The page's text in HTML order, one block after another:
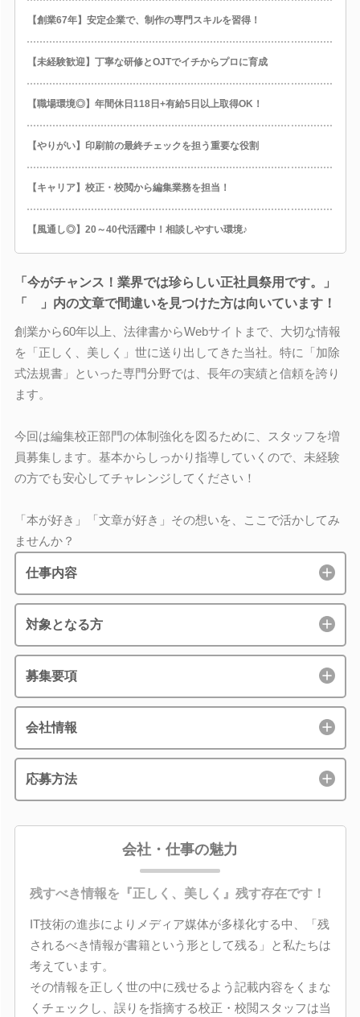
【創業67年】安定企業で、制作の専門スキルを習得！
【未経験歓迎】丁寧な研修とOJTでイチからプロに育成
【職場環境◎】年間休日118日+有給5日以上取得OK！
【やりがい】印刷前の最終チェックを担う重要な役割
【キャリア】校正・校閲から編集業務を担当！
【風通し◎】20～40代活躍中！相談しやすい環境♪
「今がチャンス！業界では珍らしい正社員祭用です。」
「 」内の文章で間違いを見つけた方は向いています！
創業から60年以上、法律書からWebサイトまで、大切な情報
を「正しく、美しく」世に送り出してきた当社。特に「加除
式法規書」といった専門分野では、長年の実績と信頼を誇り
ます。
今回は編集校正部門の体制強化を図るために、スタッフを増
員募集します。基本からしっかり指導していくので、未経験
の方でも安心してチャレンジしてください！
「本が好き」「文章が好き」その想いを、ここで活かしてみ
ませんか？
仕事内容
対象となる方
募集要項
会社情報
応募方法
会社・仕事の魅力
残すべき情報を『正しく、美しく』残す存在です！
IT技術の進歩によりメディア媒体が多様化する中、「残
されるべき情報が書籍という形として残る」と私たちは
考えています。
その情報を正しく世の中に残せるよう記載内容をくまな
くチェックし、誤りを指摘する校正・校閲スタッフは当